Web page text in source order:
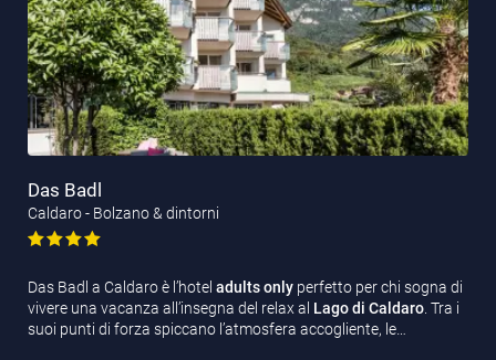
Das Badl
Caldaro - Bolzano & dintorni
Das Badl a Caldaro è l’hotel adults only perfetto per chi sogna di
vivere una vacanza all’insegna del relax al Lago di Caldaro. Tra i
suoi punti di forza spiccano l’atmosfera accogliente, le…